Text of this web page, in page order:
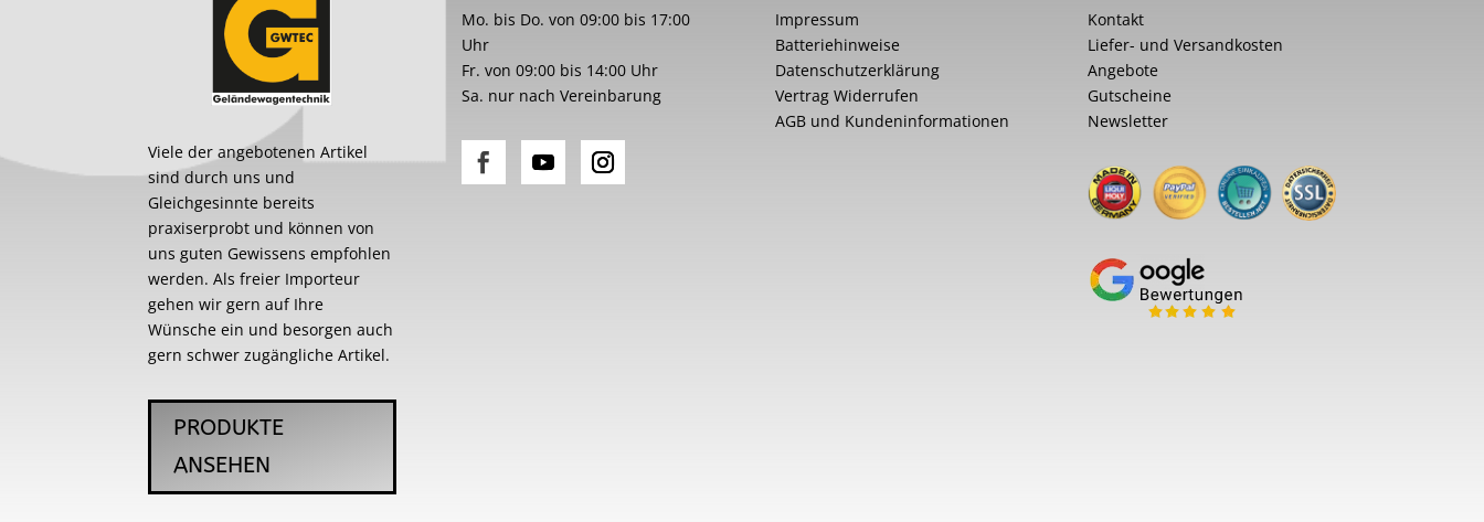
Viele der angebotenen Artikel
sind durch uns und
Gleichgesinnte bereits
praxiserprobt und können von
uns guten Gewissens empfohlen
werden. Als freier Importeur
gehen wir gern auf Ihre
Wünsche ein und besorgen auch
gern schwer zugängliche Artikel.
PRODUKTE
ANSEHEN
Mo. bis Do. von 09:00 bis 17:00
Uhr
Fr. von 09:00 bis 14:00 Uhr
Sa. nur nach Vereinbarung
Impressum
Batteriehinweise
Datenschutzerklärung
Vertrag Widerrufen
AGB und Kundeninformationen
Kontakt
Liefer- und Versandkosten
Angebote
Gutscheine
Newsletter